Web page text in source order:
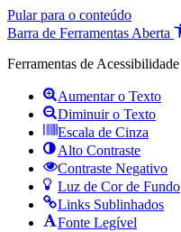
Pular para o conteúdo
Barra de Ferramentas Aberta
Ferramentas de Acessibilidade
Aumentar o Texto
Diminuir o Texto
Escala de Cinza
Alto Contraste
Contraste Negativo
Luz de Cor de Fundo
Links Sublinhados
Fonte Legível